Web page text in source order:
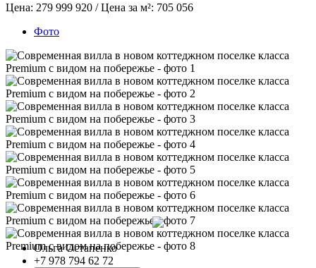
Цена: 279 999 920 / Цена за м²: 705 056
Фото
Ольга Остапенко
+7 978 794 62 72